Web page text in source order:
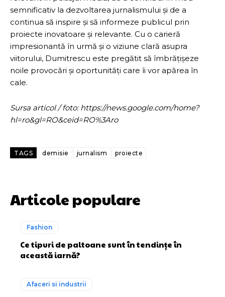
semnificativ la dezvoltarea jurnalismului și de a
continua să inspire și să informeze publicul prin
proiecte inovatoare și relevante. Cu o carieră
impresionantă în urmă și o viziune clară asupra
viitorului, Dumitrescu este pregătit să îmbrățișeze
noile provocări și oportunități care îi vor apărea în
cale.
Sursa articol / foto: https://news.google.com/home?
hl=ro&gl=RO&ceid=RO%3Aro
TAGS demisie jurnalism proiecte
Articole populare
Fashion
Ce tipuri de paltoane sunt în tendințe în
această iarnă?
Afaceri si industrii